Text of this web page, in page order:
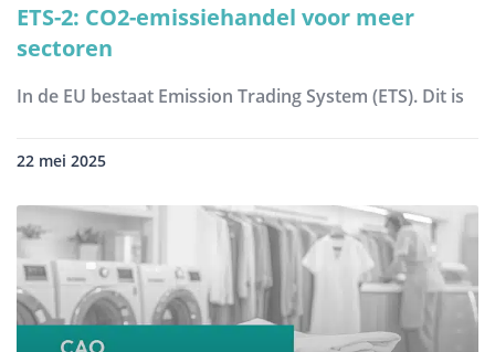
ETS-2: CO2-emissiehandel voor meer
sectoren
In de EU bestaat Emission Trading System (ETS). Dit is
22 mei 2025